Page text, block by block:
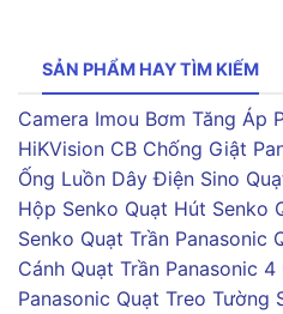
SẢN PHẨM HAY TÌM KIẾM
Camera Imou Bơm Tăng Áp
HiKVision CB Chống Giật
Ống Luồn Dây Điện Sino
Hộp Senko Quạt Hút Senko
Senko Quạt Trần Panasonic
Cánh Quạt Trần Panasonic 4
Panasonic Quạt Treo Tường